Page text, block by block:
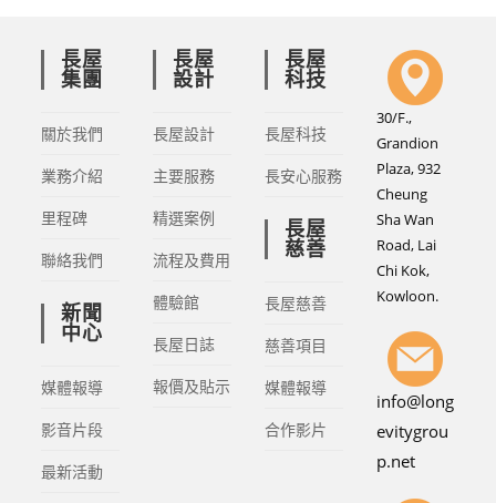
長屋
集團
關於我們
業務介紹
里程碑
聯絡我們
新聞
中心
媒體報導
影音片段
最新活動
長屋
設計
長屋設計
主要服務
精選案例
流程及費用
體驗館
長屋日誌
報價及貼示
長屋
科技
長屋科技
長安心服務
長屋
慈善
長屋慈善
慈善項目
媒體報導
合作影片
30/F.,
Grandion
Plaza, 932
Cheung
Sha Wan
Road, Lai
Chi Kok,
Kowloon.
info@long
evitygrou
p.net